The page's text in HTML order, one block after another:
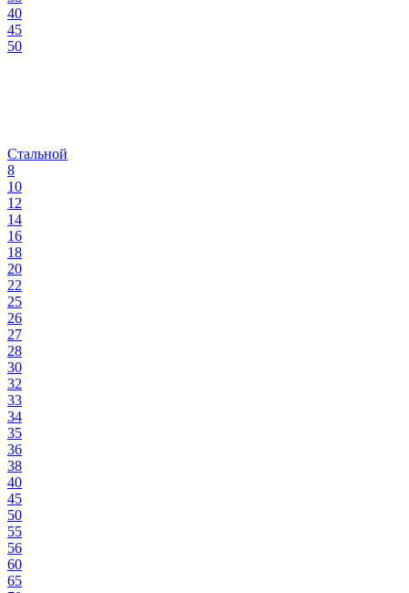
40
45
50
Стальной
8
10
12
14
16
18
20
22
25
26
27
28
30
32
33
34
35
36
38
40
45
50
55
56
60
65